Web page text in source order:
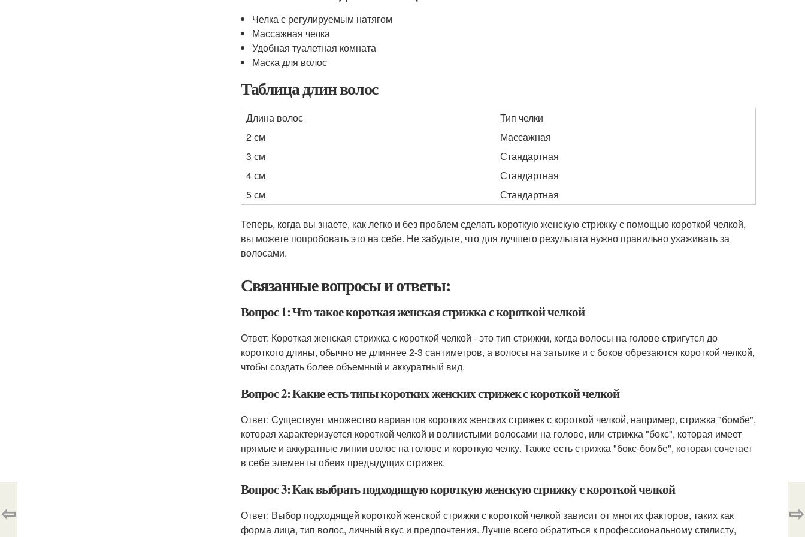
Челка с регулируемым натягом
Массажная челка
Удобная туалетная комната
Маска для волос
Таблица длин волос
Длина волос
Тип челки
2 см
Массажная
3 см
Стандартная
4 см
Стандартная
5 см
Стандартная
Теперь, когда вы знаете, как легко и без проблем сделать короткую женскую стрижку с помощью короткой челкой,
вы можете попробовать это на себе. Не забудьте, что для лучшего результата нужно правильно ухаживать за
волосами.
Связанные вопросы и ответы:
Вопрос 1: Что такое короткая женская стрижка с короткой челкой
Ответ: Короткая женская стрижка с короткой челкой - это тип стрижки, когда волосы на голове стригутся до
короткого длины, обычно не длиннее 2-3 сантиметров, а волосы на затылке и с боков обрезаются короткой челкой,
чтобы создать более объемный и аккуратный вид.
Вопрос 2: Какие есть типы коротких женских стрижек с короткой челкой
Ответ: Существует множество вариантов коротких женских стрижек с короткой челкой, например, стрижка "бомбе",
которая характеризуется короткой челкой и волнистыми волосами на голове, или стрижка "бокс", которая имеет
прямые и аккуратные линии волос на голове и короткую челку. Также есть стрижка "бокс-бомбе", которая сочетает
в себе элементы обеих предыдущих стрижек.
Вопрос 3: Как выбрать подходящую короткую женскую стрижку с короткой челкой
Ответ: Выбор подходящей короткой женской стрижки с короткой челкой зависит от многих факторов, таких как
форма лица, тип волос, личный вкус и предпочтения. Лучше всего обратиться к профессиональному стилисту,
⇦ ⇨